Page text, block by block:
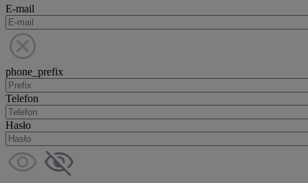
E-mail
phone_prefix
Telefon
Hasło